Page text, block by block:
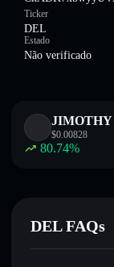
Ticker
DEL
Estado
Não verificado
JIMOTHY
$0.00828
80.74%
DEL FAQs